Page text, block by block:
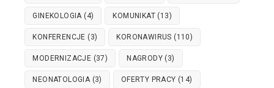
GINEKOLOGIA(4) KOMUNIKAT (13)
KONFERENCJE (3) KORONAWIRUS (110)
MODERNIZACJE (37) NAGRODY (3)
NEONATOLOGIA(3) OFERTY PRACY (14)